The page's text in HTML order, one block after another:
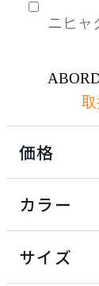
パーソナル
キッチン家電
オフプライ
ニヒャ
アボー
アクメ
ADAL
価格
カラー
サイズ